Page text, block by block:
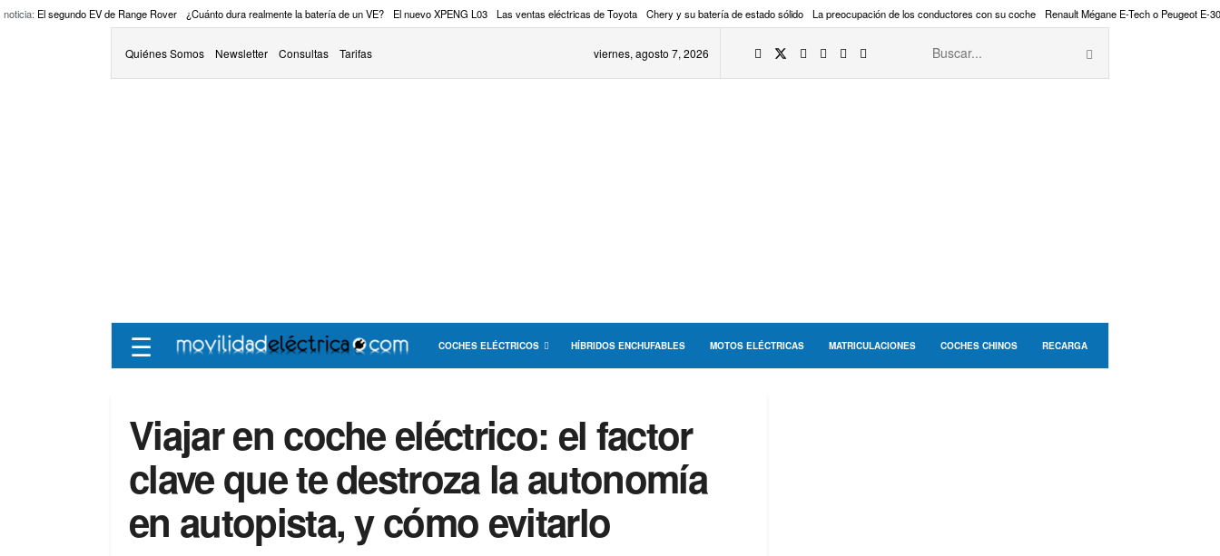
noticia: El segundo EV de Range Rover ¿Cuánto dura realmente la batería de un VE? El nuevo XPENG L03 Las ventas eléctricas de Toyota Chery y su batería de estado sólido La preocupación de los conductores con su coche Renault Mégane E-Tech o Peugeot E-
Quiénes Somos Newsletter Consultas Tarifas viernes, agosto 7, 2026
☰ COCHES ELÉCTRICOS HÍBRIDOS ENCHUFABLES MOTOS ELÉCTRICAS MATRICULACIONES COCHES CHINOS RECARGA
Viajar en coche eléctrico: el factor
clave que te destroza la autonomía
en autopista, y cómo evitarlo